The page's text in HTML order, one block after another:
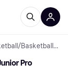
/ Basketballstativer
Pro